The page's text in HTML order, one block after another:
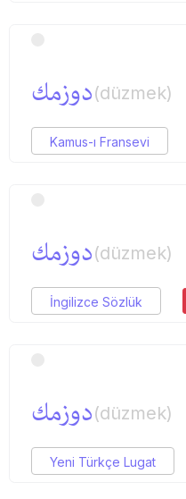
دوزمك(düzmek)
Kamus-ı Fransevi
دوزمك(düzmek)
İngilizce Sözlük
دوزمك(düzmek)
Yeni Türkçe Lugat